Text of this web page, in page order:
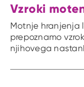
Vzroki
Motnje hranjenja
prepoznamo
njihovega